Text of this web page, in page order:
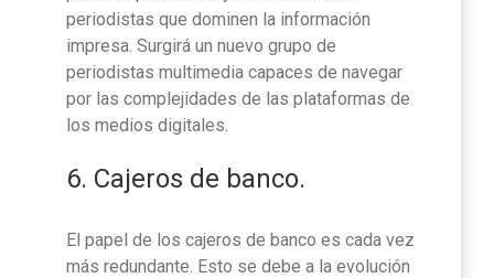
periodistas que dominen la información
impresa. Surgirá un nuevo grupo de
periodistas multimedia capaces de navegar
por las complejidades de las plataformas de
los medios digitales.
6. Cajeros de banco.
El papel de los cajeros de banco es cada vez
más redundante. Esto se debe a la evolución